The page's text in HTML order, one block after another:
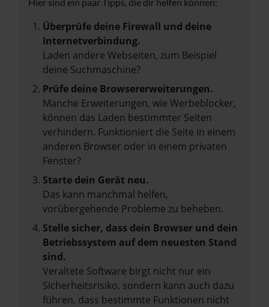
Überprüfe deine Firewall und deine
Internetverbindung.
Laden andere Webseiten, zum Beispiel
deine Suchmaschine?
Prüfe deine Browsererweiterungen.
Manche Erweiterungen, wie Werbeblocker,
können das Laden bestimmter Seiten
verhindern. Funktioniert die Seite in einem
anderen Browser oder in einem privaten
Fenster?
Starte dein Gerät neu.
Das kann manchmal helfen,
vorübergehende Probleme zu beheben.
Stelle sicher, dass dein Browser und dein
Betriebssystem auf dem neuesten Stand
sind.
Veraltete Software birgt nicht nur ein
Sicherheitsrisiko, sondern kann auch dazu
führen, dass bestimmte Funktionen nicht